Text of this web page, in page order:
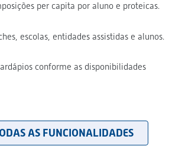
per capita por aluno e proteicas.
escolas, entidades assistidas e alunos.
conforme as disponibilidades
AS FUNCIONALIDADES